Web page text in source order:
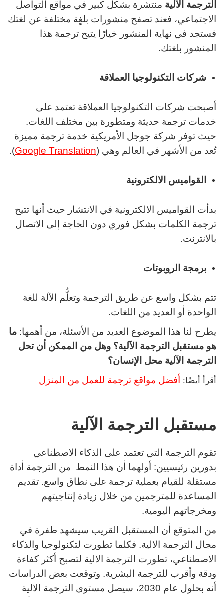
الترجمة الآلية منتشرة بشكل كبير في مواقع التواصل
الاجتماعي، فعند تصفح منشورات بلغٍة مختلفة عن لغتك
فستجد في نهاية المنشور خيارًا يتيح ترجمة هذا
المنشور بلغتك.
شركات التكنولوجيا العملاقة
أصبحت شركات التكنولوجيا العملاقة تعتمد على
خدمات ترجمة حديثة ومتطورة بين مختلف اللغات.
حيث توفر شركة جوجل الأمريكية خدمة ترجمة مميزة
تُعد من الأشهر في العالم وهي (Google Translation
).
القواميس الالكترونية
بدأت القواميس الالكترونية في الانتشار حيث أنها تتيح
ترجمة الكلمات بشكل فوري دون الحاجة إلى الاتصال
بالانترنت.
برمجة الروبوتات
تتم بشكل واسع عن طريق الترجمة وتعلُّم الآلة للغة
الواحدة أو العديد من اللغات.
يطرح لنا هذا الموضوع العديد من الأسئلة، من أهمها: ما
هو مستقبل الترجمة الآلية؟ وهل من الممكن أن تحل
الترجمة الآلية محل الإنسان؟
أقرأ أيضًا: أفضل مواقع ترجمة للعمل من المنزل
مستقبل الترجمة الآلية
تقوم الترجمة التي تعتمد على الذكاء الاصطناعي
بدورين رئيسيين: أولهما أن هذا النمط من الترجمة أداة
مستقلة للقيام بعملية ترجمة على نطاق واسع. تقديم
المساعدة للمترجمين من خلال زيادة إنتاجيتهم
ومخرجاتهم اليومية.
من المتوقع أن المستقبل القريب سيشهد طفرة في
مجال الترجمة الالية. فكلما تطورت لتكنولوجيا والذكاء
الاصطناعي، تطورت الترجمة الالية لتصبح أكثر كفاءة
ودقة وأقرب للترجمة البشرية. وتوقعت بعض الدراسات
أنه بحلول عام 2030، سيصل مستوى الترجمة الالية